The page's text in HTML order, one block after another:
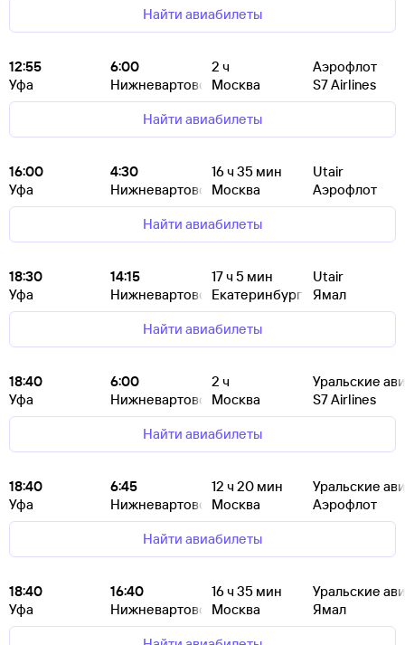
Найти авиабилеты
12:55
Уфа
6:00
Нижневартовск
2 ч
Москва
Аэрофлот
S7 Airlines
Найти авиабилеты
16:00
Уфа
4:30
Нижневартовск
16ч 35 мин
Москва
Utair
Аэрофлот
Найти авиабилеты
18:30
Уфа
14:15
Нижневартовск
17ч 5 мин
Екатеринбург
Utair
Ямал
Найти авиабилеты
18:40
Уфа
6:00
Нижневартовск
2 ч
Москва
Уральские
S7 Airlines
Найти авиабилеты
18:40
Уфа
6:45
Нижневартовск
12 ч 20 мин
Москва
Уральские
Аэрофлот
Найти авиабилеты
18:40
Уфа
16:40
Нижневартовск
16ч 35 мин
Москва
Уральские
Ямал